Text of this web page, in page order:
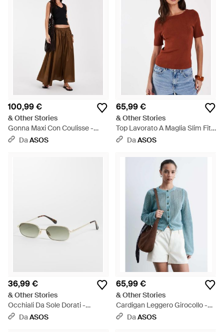
100,99 €
& Other Stories
Gonna Maxi Con Coulisse -
Marrone
DaASOS
65,99 €
& Other Stories
Top Lavorato A Maglia Slim Fit
Color Ruggine - Rosso
DaASOS
36,99 €
& Other Stories
Occhiali Da Sole Dorati -
Neutro
DaASOS
65,99 €
& Other Stories
Cardigan Leggero Girocollo -
Blu DaASOS